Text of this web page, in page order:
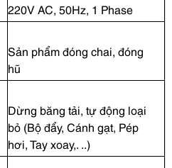
220V AC, 50Hz, 1 Phase
Sản phẩm đóng chai, đóng
hũ
Dừng băng tải, tự động loại
bỏ (Bộ đẩy, Cánh gạt, Pép
hơi, Tay xoay,. ..)